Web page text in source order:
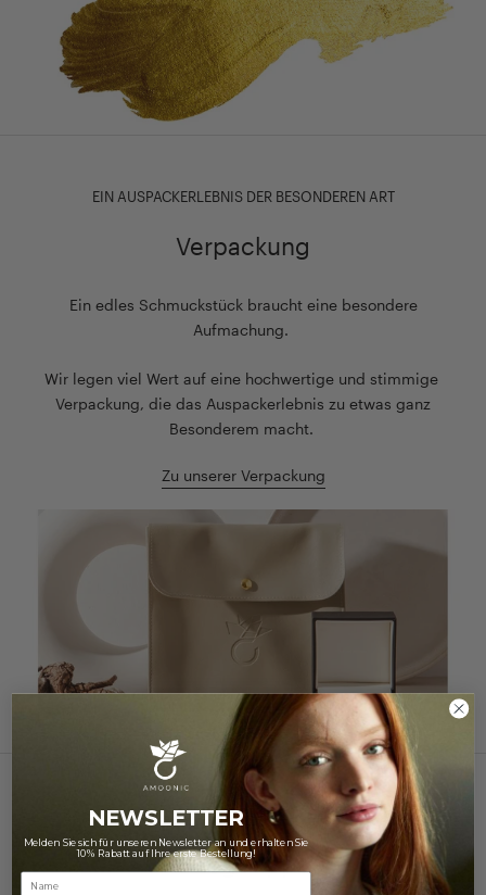
EIN AUSPACKERLEBNIS DER BESONDEREN ART
Verpackung
Ein edles Schmuckstück braucht eine besondere
Aufmachung.
Wir legen viel Wert auf eine hochwertige und stimmige
Verpackung, die das Auspackerlebnis zu etwas ganz
Besonderem macht.
Zu unserer Verpackung
NUR DAS BESTE FÜR IHREN SCHMUCK
Pflegetipps
NEWSLETTER
Melden Sie sich für unseren Newsletter an und erhalten Sie
10% Rabatt auf Ihre erste Bestellung!